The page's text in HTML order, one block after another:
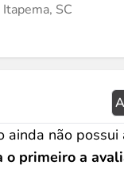
SC
ainda não possui
o primeiro a